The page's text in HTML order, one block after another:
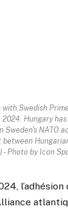
with Swedish
Hungary has
NATO
Photo by Icon
l’adhésion